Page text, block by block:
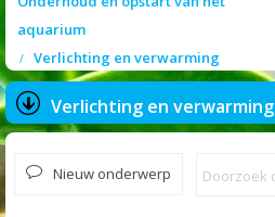
aquarium
Verlichting en verwarming
Verlichting en verwarming
Nieuw onderwerp